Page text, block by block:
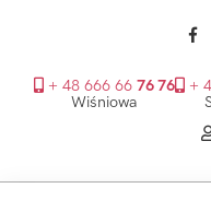
+ 48 666 66 76 76
Wiśniowa
+